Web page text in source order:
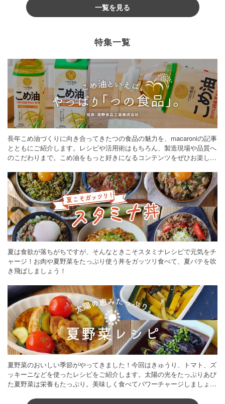
一覧を見る
特集一覧
長年こめ油づくりに向き合ってきたつの食品の魅力を、macaroniの記事
とともにご紹介します。レシピや活用術はもちろん、製造現場や品質へ
のこだわりまで。こめ油をもっと好きになるコンテンツをぜひお楽しみ
夏は食欲が落ちがちですが、そんなときこそスタミナレシピで元気をチ
ャージ！お肉や夏野菜をたっぷり使う丼をガッツリ食べて、夏バテを吹
き飛ばしましょう！
夏野菜のおいしい季節がやってきました！今回はきゅうり、トマト、ズ
ッキーニなどを使ったレシピをご紹介します。太陽の光をたっぷりあび
た夏野菜は栄養もたっぷり。美味しく食べてパワーチャージしましょう